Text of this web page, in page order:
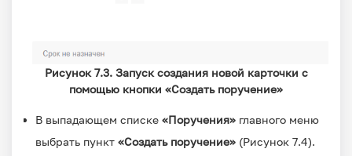
Рисунок 7.3. Запуск создания новой карточки с
помощью кнопки «Создать поручение»
В выпадающем списке«Поручения» главного меню
выбрать пункт«Создать поручение» (Рисунок 7.4).